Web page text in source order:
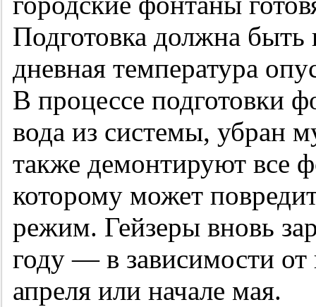
Подготовка должна быть
дневная температура
В процессе подготовки
вода из системы, убран
также демонтируют все
которому может
режим. Гейзеры вновь
году — в зависимости
апреля или начале мая.